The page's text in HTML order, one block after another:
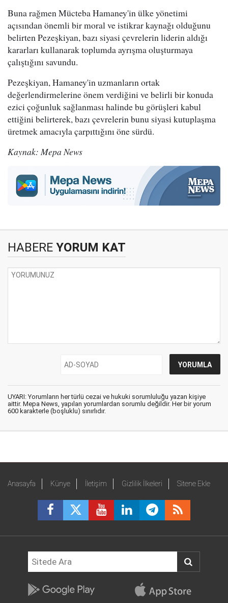
Buna rağmen Mücteba Hamaney'in ülke yönetimi
açısından önemli bir moral ve istikrar kaynağı olduğunu
belirten Pezeşkiyan, bazı siyasi çevrelerin liderin aldığı
kararları kullanarak toplumda ayrışma oluşturmaya
çalıştığını savundu.
Pezeşkiyan, Hamaney'in uzmanların ortak
değerlendirmelerine önem verdiğini ve belirli bir konuda
ezici çoğunluk sağlanması halinde bu görüşleri kabul
ettiğini belirterek, bazı çevrelerin bunu siyasi kutuplaşma
üretmek amacıyla çarpıttığını öne sürdü.
Kaynak: Mepa News
HABERE YORUM KAT
UYARI: Yorumların her türlü cezai ve hukuki sorumluluğu yazan kişiye
aittir. Mepa News, yapılan yorumlardan sorumlu değildir. Her bir yorum
600 karakterle (boşluklu) sınırlıdır.
Anasayfa Künye İletişim Gizlilik İlkeleri Sitene Ekle